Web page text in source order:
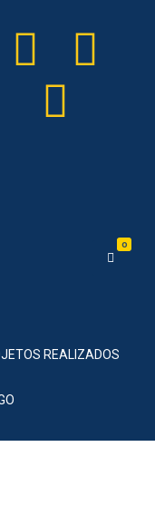
0
REALIZADOS